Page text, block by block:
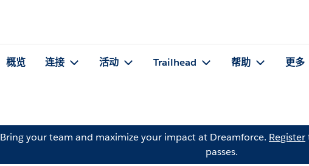
概览 连接 活动 Trailhead 帮助 更多
Bring your team and maximize your impact at Dreamforce. Register
passes.